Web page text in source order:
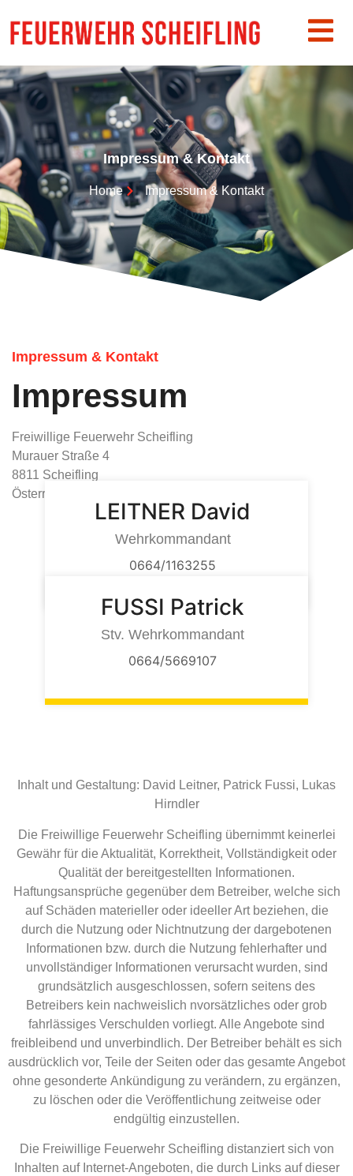
Impressum & Kontakt
Home Impressum & Kontakt​
Impressum & Kontakt
Impressum
Freiwillige Feuerwehr Scheifling
Murauer Straße 4
8811 Scheifling
Österreich
LEITNER David
Wehrkommandant
0664/1163255
FUSSI Patrick
Stv. Wehrkommandant
0664/5669107
Inhalt und Gestaltung: David Leitner, Patrick Fussi, Lukas
Hirndler
Die Freiwillige Feuerwehr Scheifling übernimmt keinerlei
Gewähr für die Aktualität, Korrektheit, Vollständigkeit oder
Qualität der bereitgestellten Informationen.
Haftungsansprüche gegenüber dem Betreiber, welche sich
auf Schäden materieller oder ideeller Art beziehen, die
durch die Nutzung oder Nichtnutzung der dargebotenen
Informationen bzw. durch die Nutzung fehlerhafter und
unvollständiger Informationen verursacht wurden, sind
grundsätzlich ausgeschlossen, sofern seitens des
Betreibers kein nachweislich nvorsätzliches oder grob
fahrlässiges Verschulden vorliegt. Alle Angebote sind
freibleibend und unverbindlich. Der Betreiber behält es sich
ausdrücklich vor, Teile der Seiten oder das gesamte Angebot
ohne gesonderte Ankündigung zu verändern, zu ergänzen,
zu löschen oder die Veröffentlichung zeitweise oder
endgültig einzustellen.
Die Freiwillige Feuerwehr Scheifling distanziert sich von
Inhalten auf Internet-Angeboten, die durch Links auf dieser